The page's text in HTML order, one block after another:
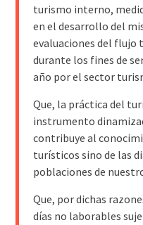
turismo interno,
en el desarrollo del
evaluaciones del
durante los fines de
año por el sector
Que, la práctica del
instrumento
contribuye al
turísticos sino de las
poblaciones de
Que, por dichas
días no laborables